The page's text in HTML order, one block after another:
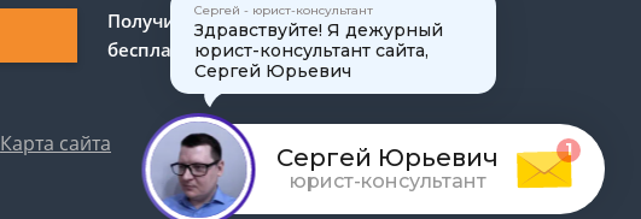
Получите консультацию
бесплатно
Карта сайта Обработка персональных данных
Сергей Юрьевич
юрист-консультант
1
Сергей - юрист-консультант
Здравствуйте! Я дежурный
юрист-консультант сайта,
Сергей Юрьевич